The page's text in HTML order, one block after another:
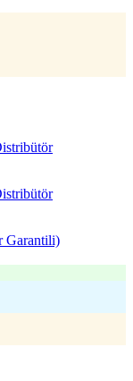
Garantili)